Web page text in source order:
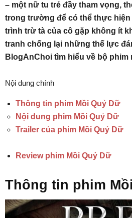
– một nữ tu trẻ đầy tham vọng,
trong trường để có thể thực hiện
trình trừ tà của cô gặp không ít
tranh chống lại những thế lực
BlogAnChoi tìm hiểu về bộ phim
Nội dung chính
Thông tin phim Mồi Quỷ Dữ
Nội dung phim Mồi Quỷ Dữ
Trailer của phim Mồi Quỷ Dữ
Review phim Mồi Quỷ Dữ
Thông tin phim